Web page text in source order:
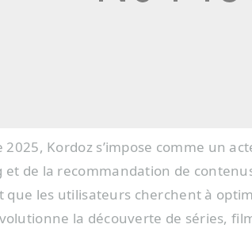
2025, Kordoz s’impose comme un
et de la recommandation de
que les utilisateurs cherchent à
la découverte de séries,